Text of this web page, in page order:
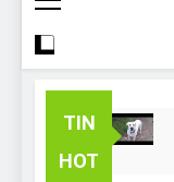
TIN
HOT